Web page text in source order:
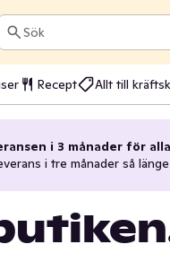
Sök
Recept Allt till
i 3 månader för
i tre månader så